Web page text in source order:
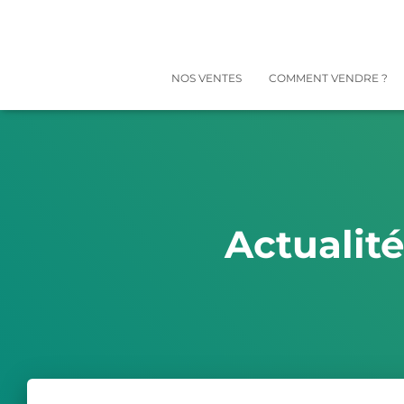
NOS VENTES COMMENT VENDRE ?